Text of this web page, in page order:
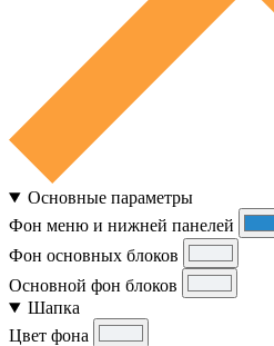
Основные параметры
Фон меню и нижней панелей
Фон основных блоков
Основной фон блоков
Шапка
Цвет фона